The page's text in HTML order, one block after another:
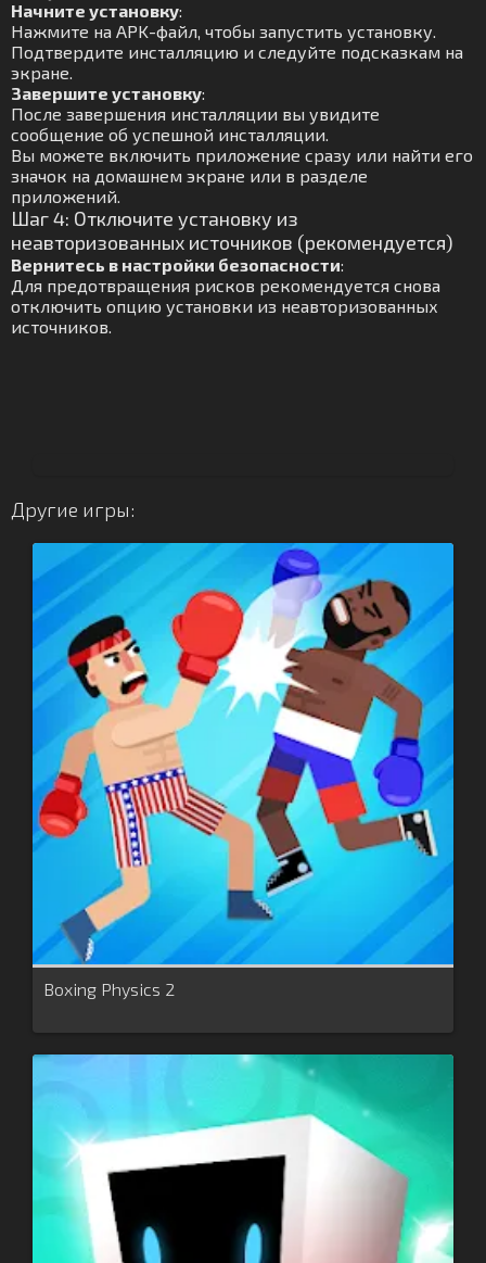
Начните установку:
Нажмите на APK-файл, чтобы запустить установку.
Подтвердите инсталляцию и следуйте подсказкам на
экране.
Завершите установку:
После завершения инсталляции вы увидите
сообщение об успешной инсталляции.
Вы можете включить приложение сразу или найти его
значок на домашнем экране или в разделе
приложений.
Шаг 4: Отключите установку из
неавторизованных источников (рекомендуется)
Вернитесь в настройки безопасности:
Для предотвращения рисков рекомендуется снова
отключить опцию установки из неавторизованных
источников.
Другие игры:
Boxing Physics 2